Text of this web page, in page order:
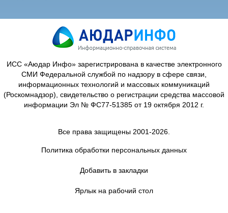
ИСС «Аюдар Инфо» зарегистрирована в качестве электронного
СМИ Федеральной службой по надзору в сфере связи,
информационных технологий и массовых коммуникаций
(Роскомнадзор), свидетельство о регистрации средства массовой
информации Эл № ФС77-51385 от 19 октября 2012 г.
Все права защищены 2001-2026.
Политика обработки персональных данных
Добавить в закладки
Ярлык на рабочий стол